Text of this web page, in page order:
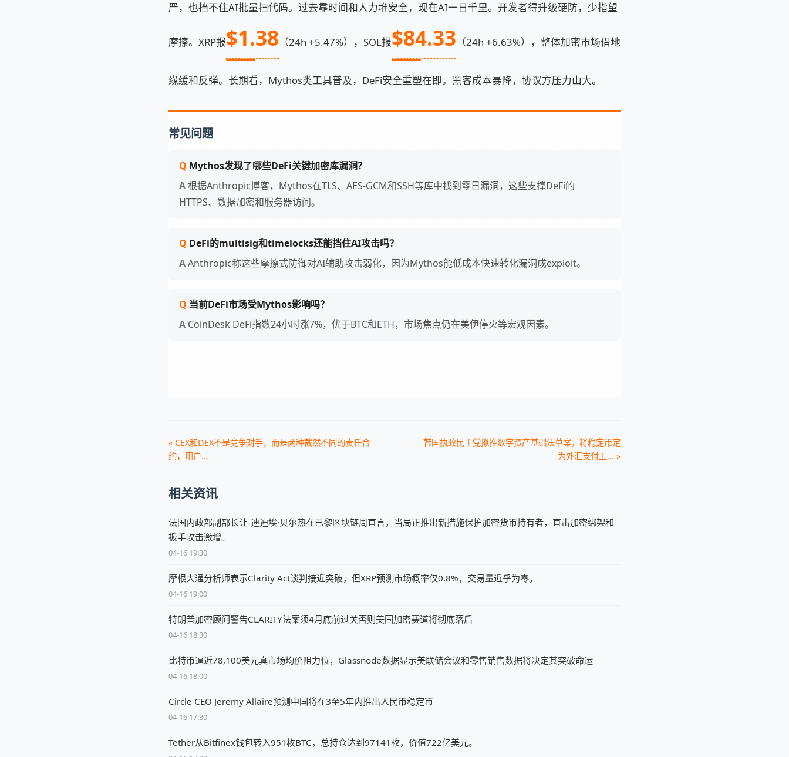
严，也挡不住AI批量扫代码。过去靠时间和人力堆安全，现在AI一日千里。开发者得升级硬防，少指望
摩擦。XRP报$1.38 （24h +5.47%），SOL报$84.33 （24h +6.63%），整体加密市场借地
缘缓和反弹。长期看，Mythos类工具普及，DeFi安全重塑在即。黑客成本暴降，协议方压力山大。
常见问题
Mythos发现了哪些DeFi关键加密库漏洞？
根据Anthropic博客，Mythos在TLS、AES-GCM和SSH等库中找到零日漏洞，这些支撑DeFi的
HTTPS、数据加密和服务器访问。
DeFi的multisig和timelocks还能挡住AI攻击吗？
Anthropic称这些摩擦式防御对AI辅助攻击弱化，因为Mythos能低成本快速转化漏洞成exploit。
当前DeFi市场受Mythos影响吗？
CoinDesk DeFi指数24小时涨7%，优于BTC和ETH，市场焦点仍在美伊停火等宏观因素。
« CEX和DEX不是竞争对手，而是两种截然不同的责任合
约，用户...
韩国执政民主党拟推数字资产基础法草案，将稳定币定
为外汇支付工... »
相关资讯
法国内政部副部长让-迪迪埃·贝尔热在巴黎区块链周直言，当局正推出新措施保护加密货币持有者，直击加密绑架和
扳手攻击激增。
04-16 19:30
摩根大通分析师表示Clarity Act谈判接近突破，但XRP预测市场概率仅0.8%，交易量近乎为零。
04-16 19:00
特朗普加密顾问警告CLARITY法案须4月底前过关否则美国加密赛道将彻底落后
04-16 18:30
比特币逼近78,100美元真市场均价阻力位，Glassnode数据显示美联储会议和零售销售数据将决定其突破命运
04-16 18:00
Circle CEO Jeremy Allaire预测中国将在3至5年内推出人民币稳定币
04-16 17:30
Tether从Bitfinex钱包转入951枚BTC，总持仓达到97141枚，价值722亿美元。